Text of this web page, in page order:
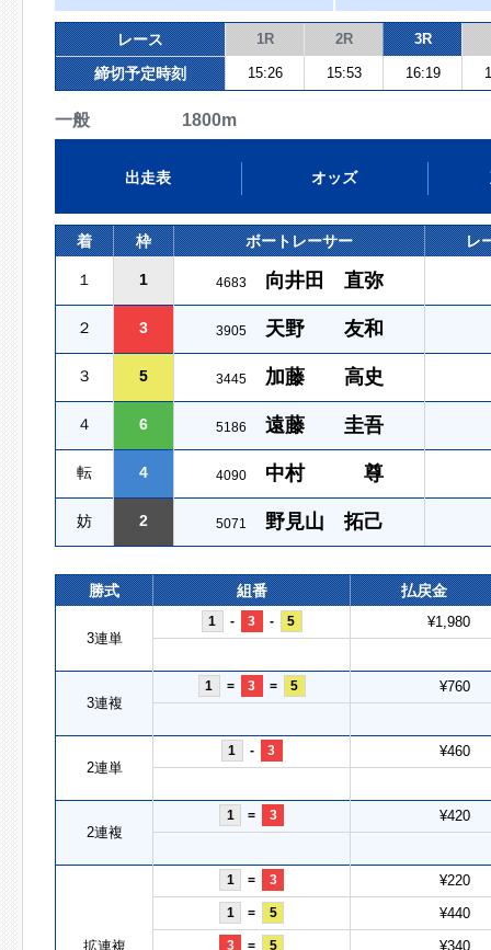
レース 1R 2R 3R
締切予定時刻 15:26 15:53 16:19
一般 1800m
出走表 オッズ
着 枠 ボートレーサー レ
１ 1 4683 向井田 直弥
２ 3 3905 天野 友和
３ 5 3445 加藤 高史
４ 6 5186 遠藤 圭吾
転 4 4090 中村 尊
妨 2 5071 野見山 拓己
勝式 組番 払戻金
3連単
1 - 3 - 5 ¥1,980
3連複
1 = 3 = 5 ¥760
2連単
1 - 3 ¥460
2連複
1 = 3 ¥420
拡連複
1 = 3 ¥220
1 = 5 ¥440
3 = 5 ¥340